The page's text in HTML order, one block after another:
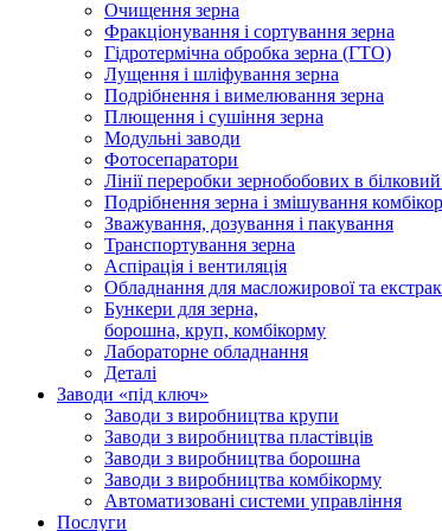
Очищення зерна
Фракціонування і сортування зерна
Гідротермічна обробка зерна (ГТО)
Лущення і шліфування зерна
Подрібнення і вимелювання зерна
Плющення і сушіння зерна
Модульні заводи
Фотосепаратори
Лінії переробки зернобобових в
Подрібнення зерна і змішування
Зважування, дозування і пакування
Транспортування зерна
Аспірація і вентиляція
Обладнання для масложирової та
Бункери для зерна,
борошна, круп, комбікорму
Лабораторне обладнання
Деталі
Заводи «під ключ»
Заводи з виробництва крупи
Заводи з виробництва пластівців
Заводи з виробництва борошна
Заводи з виробництва комбікорму
Автоматизовані системи управління
Послуги